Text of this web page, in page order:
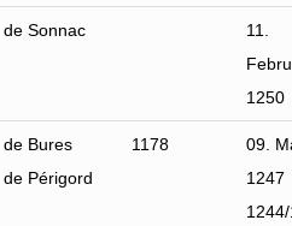
de Sonnac
11.
1250
de Bures
de Périgord
1178
09.
1247